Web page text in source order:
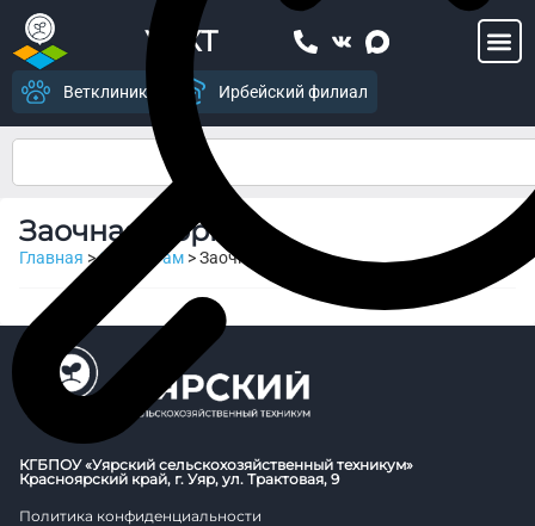
УСХТ
Ветклиника Ирбейский филиал
Заочная форма
Главная >Студентам >Заочная форма
КГБПОУ «Уярский сельскохозяйственный техникум»
Красноярский край, г. Уяр, ул. Трактовая, 9
Политика конфиденциальности